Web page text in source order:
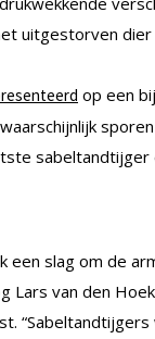
uitgestorven dier
op een
sabeltandtijger
een slag om de
Lars van den